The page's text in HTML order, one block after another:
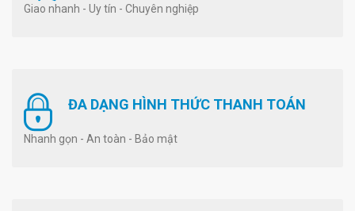
Giao nhanh - Uy tín - Chuyên nghiệp
ĐA DẠNG HÌNH THỨC THANH TOÁN
Nhanh gọn - An toàn - Bảo mật